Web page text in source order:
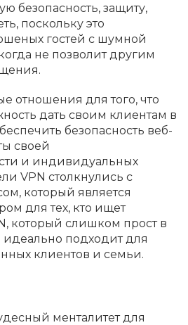
безопасность, защиту,
поскольку это
гостей с шумной
не позволит другим
отношения для того, что
дать своим клиентам в
безопасность веб-
своей
и индивидуальных
VPN столкнулись с
который является
для тех, кто ищет
который слишком прост в
подходит для
клиентов и семьи.
менталитет для